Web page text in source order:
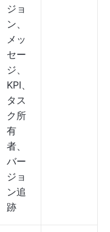
ジョ
ン、
メッ
セー
ジ、
KPI、
タス
ク所
有
者、
バー
ジョ
ン追
跡